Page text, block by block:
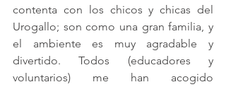
contenta con los chicos y chicas del
Urogallo; son como una gran familia, y
el ambiente es muy agradable y
divertido. Todos (educadores y
voluntarios) me han acogido